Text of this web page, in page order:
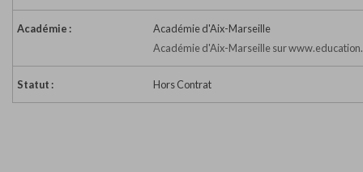
Académie :
Académie d'Aix-Marseille
Académie d'Aix-Marseille sur
Statut : Hors Contrat